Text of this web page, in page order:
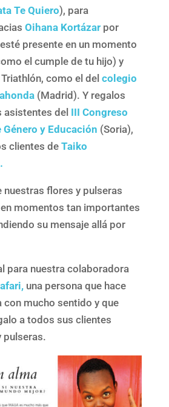
Te Quiero), para
Oihana Kortázar por
presente en un momento
el cumple de tu hijo) y
como el del colegio
(Madrid). Y regalos
asistentes del III Congreso
y Educación (Soria),
clientes de Taiko
nuestras flores y pulseras
momentos tan importantes
su mensaje allá por
para nuestra colaboradora
una persona que hace
con mucho sentido y que
a todos sus clientes
pulseras.